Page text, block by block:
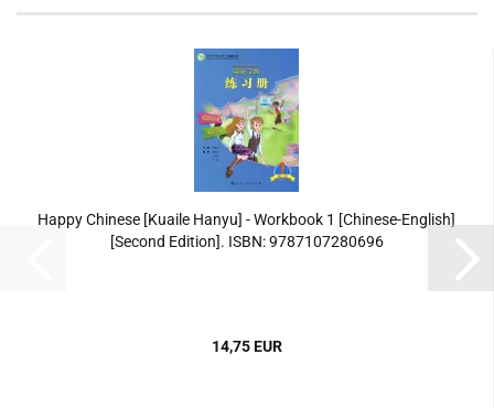
Happy Chinese [Kuaile Hanyu] - Workbook 1 [Chinese-English]
[Second Edition]. ISBN: 9787107280696
14,75 EUR